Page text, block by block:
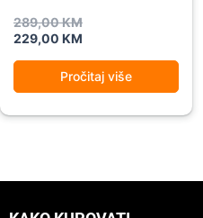
289,00KM
229,00 KM
Pročitaj više